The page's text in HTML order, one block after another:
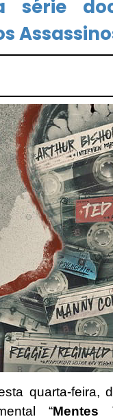
quarta-feira,
“Mentes